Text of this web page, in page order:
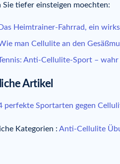
Sie tiefer einsteigen moechten:
Das Heimtrainer-Fahrrad, ein
man Cellulite an den
Anti-Cellulite-Sport – wahr
Artikel
perfekte Sportarten gegen
Kategorien : Anti-Cellulite